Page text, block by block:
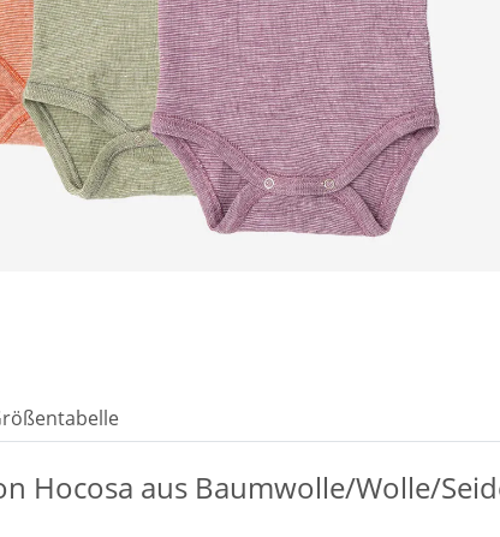
Hocosa aus Baumwolle/Wolle/